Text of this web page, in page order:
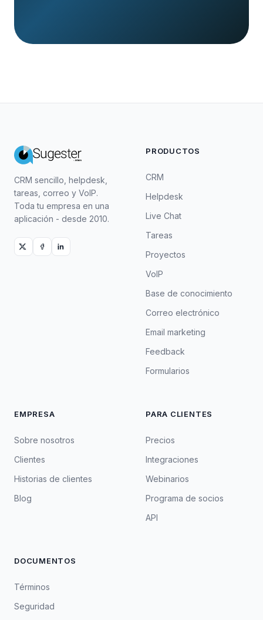
CRM sencillo, helpdesk,
tareas, correo y VoIP.
Toda tu empresa en una
aplicación - desde 2010.
PRODUCTOS
CRM
Helpdesk
Live Chat
Tareas
Proyectos
VoIP
Base de conocimiento
Correo electrónico
Email marketing
Feedback
Formularios
EMPRESA
Sobre nosotros
Clientes
Historias de clientes
Blog
PARA CLIENTES
Precios
Integraciones
Webinarios
Programa de socios
API
DOCUMENTOS
Términos
Seguridad